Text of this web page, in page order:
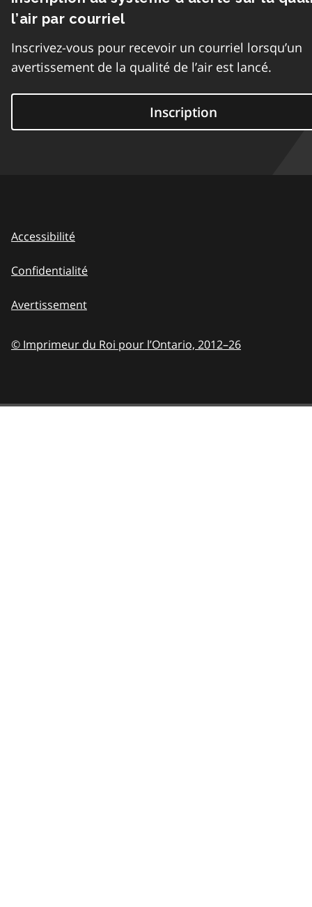
l’air par courriel
Inscrivez-vous pour recevoir un courriel lorsqu’un
avertissement de la qualité de l’air est lancé.
Inscription
Accessibilité
Confidentialité
Avertissement
© Imprimeur du Roi pour l’Ontario, 2012–26